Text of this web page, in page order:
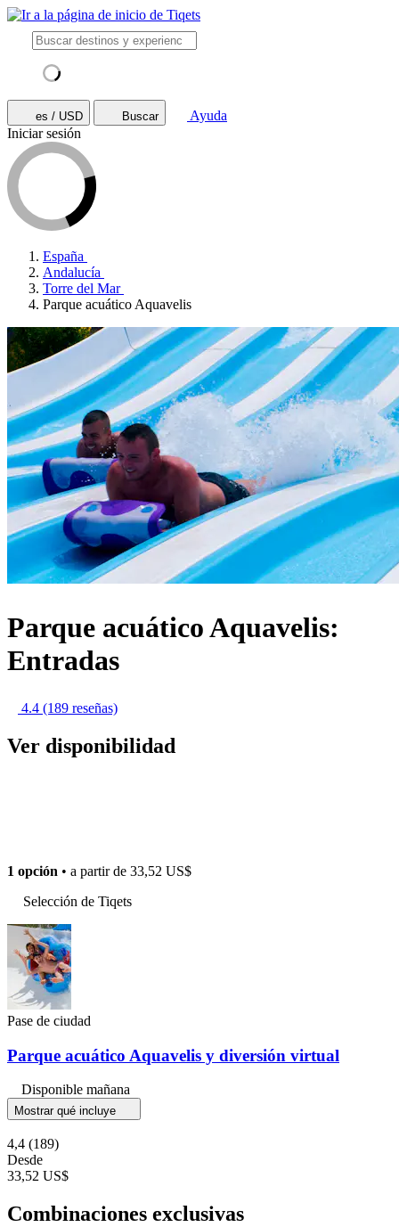
es / USD Buscar
Ayuda
Iniciar sesión
España
Andalucía
Torre del Mar
Parque acuático Aquavelis
Parque acuático Aquavelis:
Entradas
4.4 (189 reseñas)
Ver disponibilidad
1 opción • a partir de 33,52 US$
Selección de Tiqets
Pase de ciudad
Parque acuático Aquavelis y diversión virtual
Disponible mañana
Mostrar qué incluye
4,4 (189)
Desde
33,52 US$
Combinaciones exclusivas